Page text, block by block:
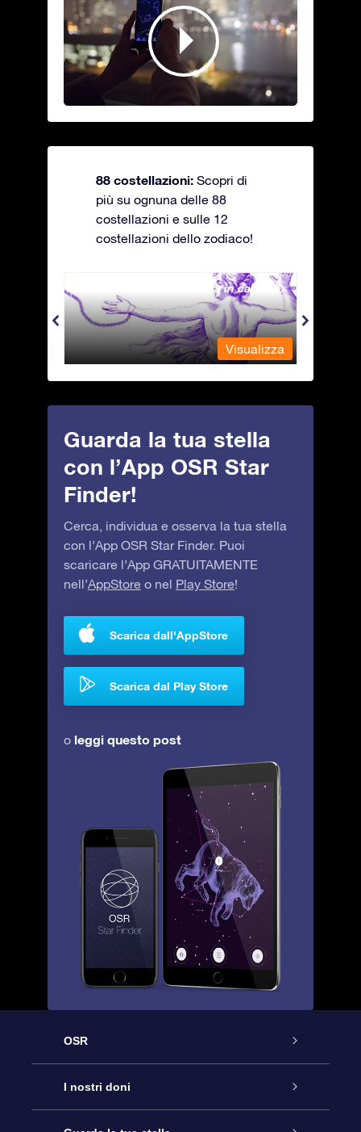
88 costellazioni: Scopri di
più su ognuna delle 88
costellazioni e sulle 12
costellazioni dello zodiaco!
Andromeda - La fanciulla in catene
Visualizza
Guarda la tua stella
con l’App OSR Star
Finder!
Cerca, individua e osserva la tua stella
con l’App OSR Star Finder. Puoi
scaricare l’App GRATUITAMENTE
nell’AppStore o nel Play Store!
Scarica dall'AppStore
Scarica dal Play Store
o leggi questo post
OSR
Assistenza
I nostri doni